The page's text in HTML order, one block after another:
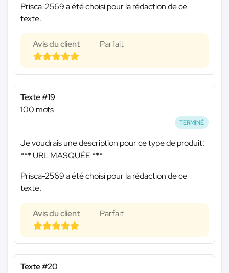
Prisca-2569 a été choisi pour la rédaction de ce
texte.
Avis du client Parfait
Texte #19
100 mots
TERMINÉ
Je voudrais une description pour ce type de produit:
*** URL MASQUÉE ***
Prisca-2569 a été choisi pour la rédaction de ce
texte.
Avis du client Parfait
Texte #20